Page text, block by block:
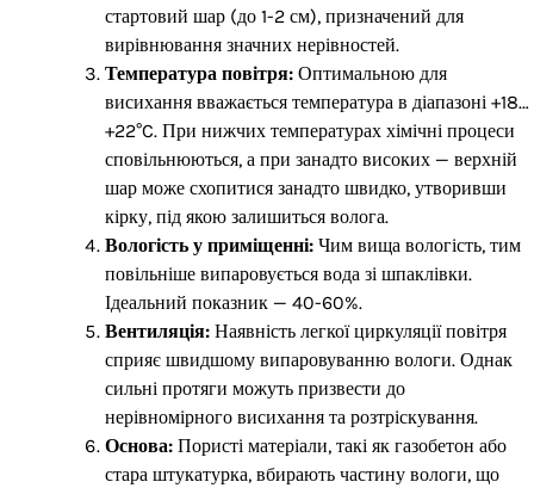
стартовий шар (до 1-2 см), призначений для
вирівнювання значних нерівностей.
Температура повітря: Оптимальною для
висихання вважається температура в діапазоні +18…
+22°C. При нижчих температурах хімічні процеси
сповільнюються, а при занадто високих — верхній
шар може схопитися занадто швидко, утворивши
кірку, під якою залишиться волога.
Вологість у приміщенні: Чим вища вологість, тим
повільніше випаровується вода зі шпаклівки.
Ідеальний показник — 40-60%.
Вентиляція: Наявність легкої циркуляції повітря
сприяє швидшому випаровуванню вологи. Однак
сильні протяги можуть призвести до
нерівномірного висихання та розтріскування.
Основа: Пористі матеріали, такі як газобетон або
стара штукатурка, вбирають частину вологи, що